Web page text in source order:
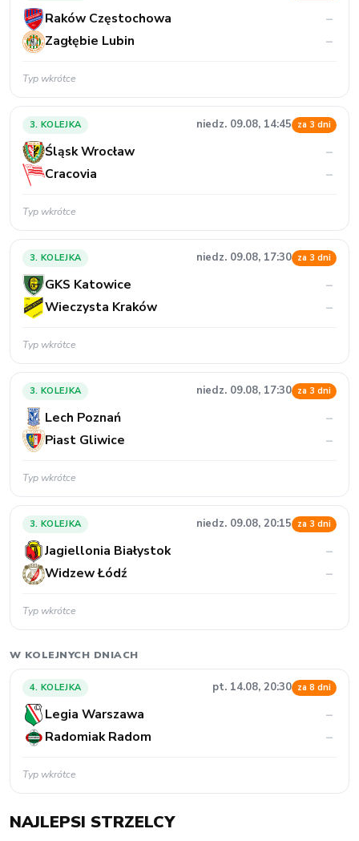
Raków Częstochowa
–
Zagłębie Lubin
–
Typ wkrótce
3. KOLEJKA niedz. 09.08, 14:45 za 3 dni
Śląsk Wrocław
–
Cracovia
–
Typ wkrótce
3. KOLEJKA niedz. 09.08, 17:30 za 3 dni
GKS Katowice
–
Wieczysta Kraków
–
Typ wkrótce
3. KOLEJKA niedz. 09.08, 17:30 za 3 dni
Lech Poznań
–
Piast Gliwice
–
Typ wkrótce
3. KOLEJKA niedz. 09.08, 20:15 za 3 dni
Jagiellonia Białystok
–
Widzew Łódź
–
Typ wkrótce
W KOLEJNYCH DNIACH
4. KOLEJKA pt. 14.08, 20:30 za 8 dni
Legia Warszawa
–
Radomiak Radom
–
Typ wkrótce
NAJLEPSI STRZELCY